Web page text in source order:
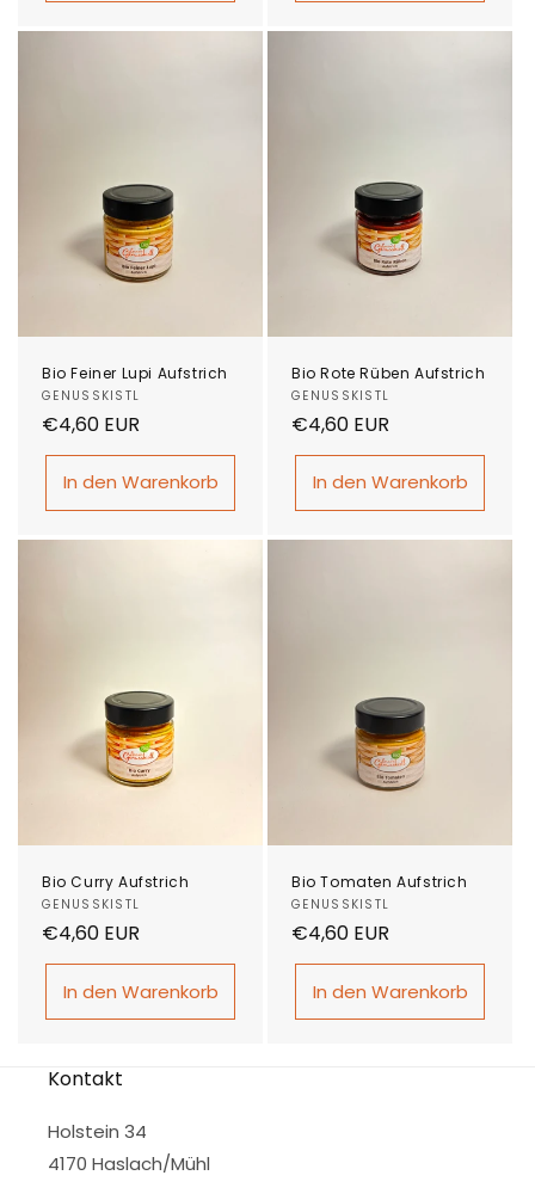
Bio Feiner Lupi Aufstrich
Anbieter:
GENUSSKISTL
Normaler
Preis
€4,60 EUR
In den Warenkorb
Bio Rote Rüben Aufstrich
Anbieter:
GENUSSKISTL
Normaler
Preis
€4,60 EUR
In den Warenkorb
Bio Curry Aufstrich
Anbieter:
GENUSSKISTL
Normaler
Preis
€4,60 EUR
In den Warenkorb
Bio Tomaten Aufstrich
Anbieter:
GENUSSKISTL
Normaler
Preis
€4,60 EUR
In den Warenkorb
Kontakt
Holstein 34
4170 Haslach/Mühl